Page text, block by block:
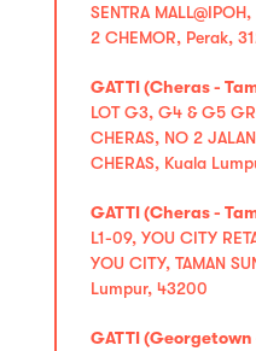
SENTRA
2 CHEMOR, Perak,
GATTI (Cheras -
LOT G3, G4 & G5
CHERAS, NO 2
CHERAS, Kuala
GATTI (Cheras -
L1-09, YOU CITY
YOU CITY, TAMAN
Lumpur, 43200
GATTI